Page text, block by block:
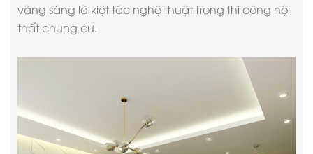
vàng sáng là kiệt tác nghệ thuật trong thi công nội
thất chung cư.